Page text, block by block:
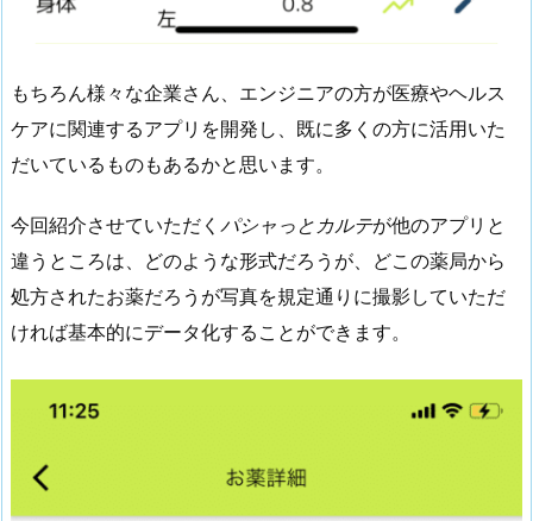
もちろん様々な企業さん、エンジニアの方が医療やヘルス
ケアに関連するアプリを開発し、既に多くの方に活用いた
だいているものもあるかと思います。
今回紹介させていただく パシャっとカルテが他のアプリと
違うところは、どのような形式だろうが、どこの薬局から
処方されたお薬だろうが写真を規定通りに撮影していただ
ければ基本的にデータ化することができます。